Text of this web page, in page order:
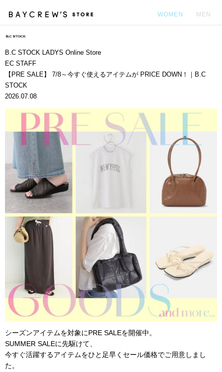
WOMEN MEN
B.C STOCK LADYS Online Store
EC STAFF
【PRE SALE】 7/8～今すぐ使えるアイテムが PRICE DOWN！｜B.C
STOCK
2026.07.08
シーズンアイテムを対象にPRE SALEを開催中。
SUMMER SALEに先駆けて、
今すぐ活躍するアイテムをひと足早くセール価格でご用意しまし
た。